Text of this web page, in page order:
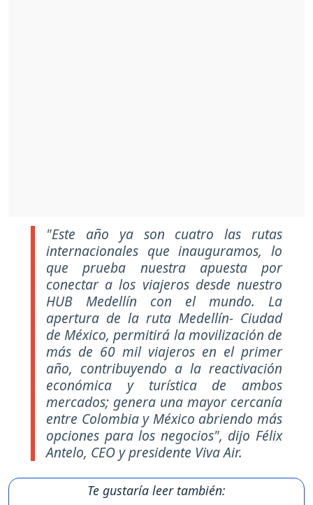
"Este año ya son cuatro las rutas
internacionales que inauguramos, lo
que prueba nuestra apuesta por
conectar a los viajeros desde nuestro
HUB Medellín con el mundo. La
apertura de la ruta Medellín- Ciudad
de México, permitirá la movilización de
más de 60 mil viajeros en el primer
año, contribuyendo a la reactivación
económica y turística de ambos
mercados; genera una mayor cercanía
entre Colombia y México abriendo más
opciones para los negocios", dijo Félix
Antelo, CEO y presidente Viva Air.
Te gustaría leer también: